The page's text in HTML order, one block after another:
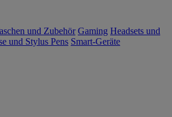
und Zubehör Gaming Headsets und
und Stylus Pens Smart-Geräte